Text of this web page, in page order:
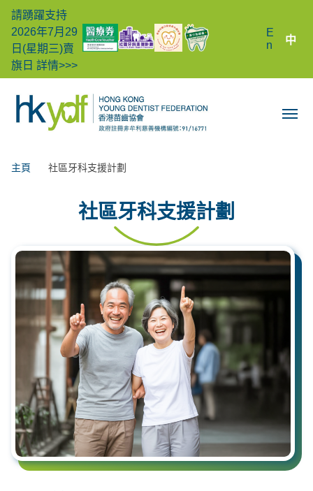
請踴躍支持
2026年7月29
日(星期三)賣
旗日 詳情>>>
E
n
中
主頁 社區牙科支援計劃
社區牙科支援計劃